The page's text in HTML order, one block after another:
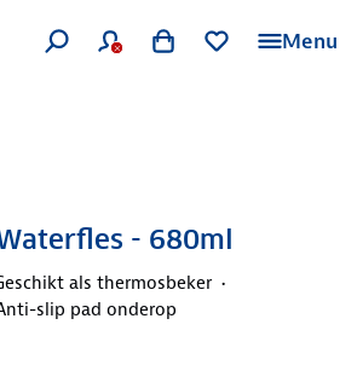
Menu
- 680ml
als thermosbeker
slip pad onderop